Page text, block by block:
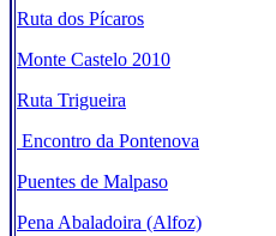
Ruta dos Pícaros
Monte Castelo 2010
Ruta Trigueira
Encontro da Pontenova
Puentes de Malpaso
Pena Abaladoira (Alfoz)